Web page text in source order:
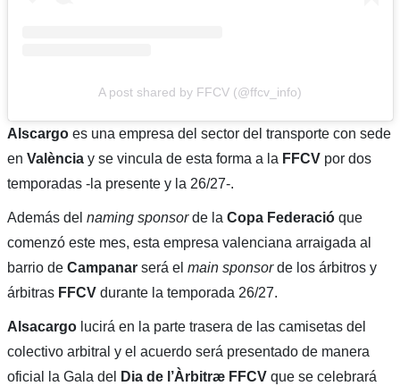
A post shared by FFCV (@ffcv_info)
Alscargoes una empresa del sector del transporte con sede
en Valènciay se vincula de esta forma a la FFCVpor dos
temporadas -la presente y la 26/27-.
Además del naming sponsorde la Copa Federacióque
comenzó este mes, esta empresa valenciana arraigada al
barrio de Campanarserá el main sponsorde los árbitros y
árbitras FFCVdurante la temporada 26/27.
Alsacargolucirá en la parte trasera de las camisetas del
colectivo arbitral y el acuerdo será presentado de manera
oficial la Gala del
Dia de l’Àrbitræ FFCV que se celebrará